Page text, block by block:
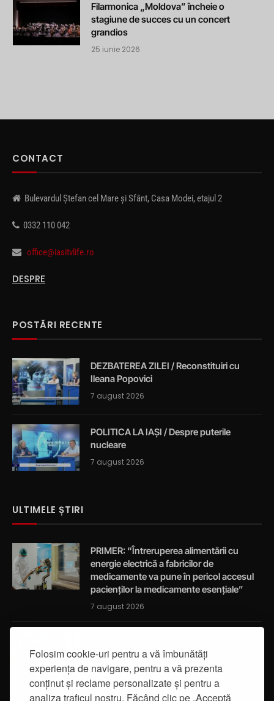
Folosim cookie-uri pentru a vă îmbunătăți
experiența de navigare, pentru a vă prezenta
conținut și reclame personalizate și pentru a
analiza traficul nostru. Făcând clic pe „Acceptă
Filarmonica „Moldova” încheie o
stagiune de succes cu un concert
grandios
25 iunie 2026
CONTACT
Bulevardul Ștefan cel Mare și Sfânt, Casa Modei, etajul 2
0332 110 042
office@iasitvlife.ro
DESPRE
POSTĂRI RECENTE
DEZBATEREA ZILEI / Reconstituiri cu
Ileana Popovici
7 august 2026
POLITICA LA IAȘI / Despre puterile
nucleare
7 august 2026
ULTIMELE ȘTIRI
PRIMER: “Întreruperea alimentării cu
energie electrică a fabricilor de
medicamente va pune în pericol accesul
pacienților la medicamente esențiale”
7 august 2026
integrității
7 august 2026